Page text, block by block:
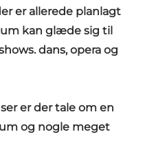
er allerede planlagt
kan glæde sig til
dans, opera og
er der tale om en
og nogle meget